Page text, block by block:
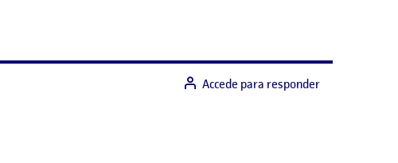
Accede para responder